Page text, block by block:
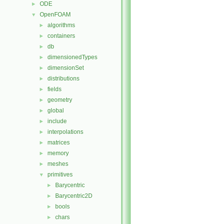
► ODE
▼ OpenFOAM
► algorithms
► containers
► db
► dimensionedTypes
► dimensionSet
► distributions
► fields
► geometry
► global
► include
► interpolations
► matrices
► memory
► meshes
▼ primitives
► Barycentric
► Barycentric2D
► bools
► chars